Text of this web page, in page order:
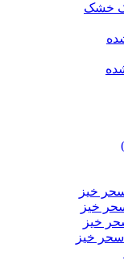
خشک
خیز
خیز
خیز
خیز